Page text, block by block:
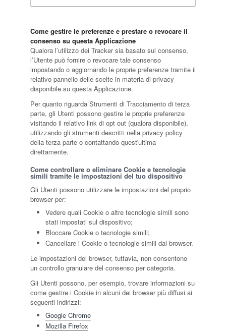
Come gestire le preferenze e prestare o revocare il
consenso su questa Applicazione
Qualora l’utilizzo dei Tracker sia basato sul consenso,
l’Utente può fornire o revocare tale consenso
impostando o aggiornando le proprie preferenze tramite il
relativo pannello delle scelte in materia di privacy
disponibile su questa Applicazione.
Per quanto riguarda Strumenti di Tracciamento di terza
parte, gli Utenti possono gestire le proprie preferenze
visitando il relativo link di opt out (qualora disponibile),
utilizzando gli strumenti descritti nella privacy policy
della terza parte o contattando quest'ultima
direttamente.
Come controllare o eliminare Cookie e tecnologie
simili tramite le impostazioni del tuo dispositivo
Gli Utenti possono utilizzare le impostazioni del proprio
browser per:
Vedere quali Cookie o altre tecnologie simili sono
stati impostati sul dispositivo;
Bloccare Cookie o tecnologie simili;
Cancellare i Cookie o tecnologie simili dal browser.
Le impostazioni del browser, tuttavia, non consentono
un controllo granulare del consenso per categoria.
Gli Utenti possono, per esempio, trovare informazioni su
come gestire i Cookie in alcuni dei browser più diffusi ai
seguenti indirizzi:
Google Chrome
Mozilla Firefox